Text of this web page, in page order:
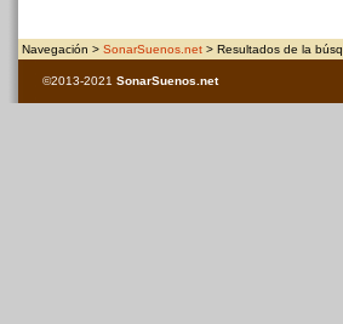
Navegación > SonarSuenos.net > Resultados de la
©2013-2021 SonarSuenos .net